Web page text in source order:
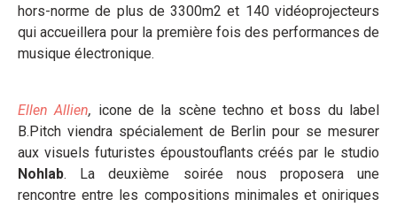
hors-norme de plus de 3300m2 et 140 vidéoprojecteurs
qui accueillera pour la première fois des performances de
musique électronique.
Ellen Allien, icone de la scène techno et boss du label
B.Pitch viendra spécialement de Berlin pour se mesurer
aux visuels futuristes époustouflants créés par le studio
Nohlab. La deuxième soirée nous proposera une
rencontre entre les compositions minimales et oniriques